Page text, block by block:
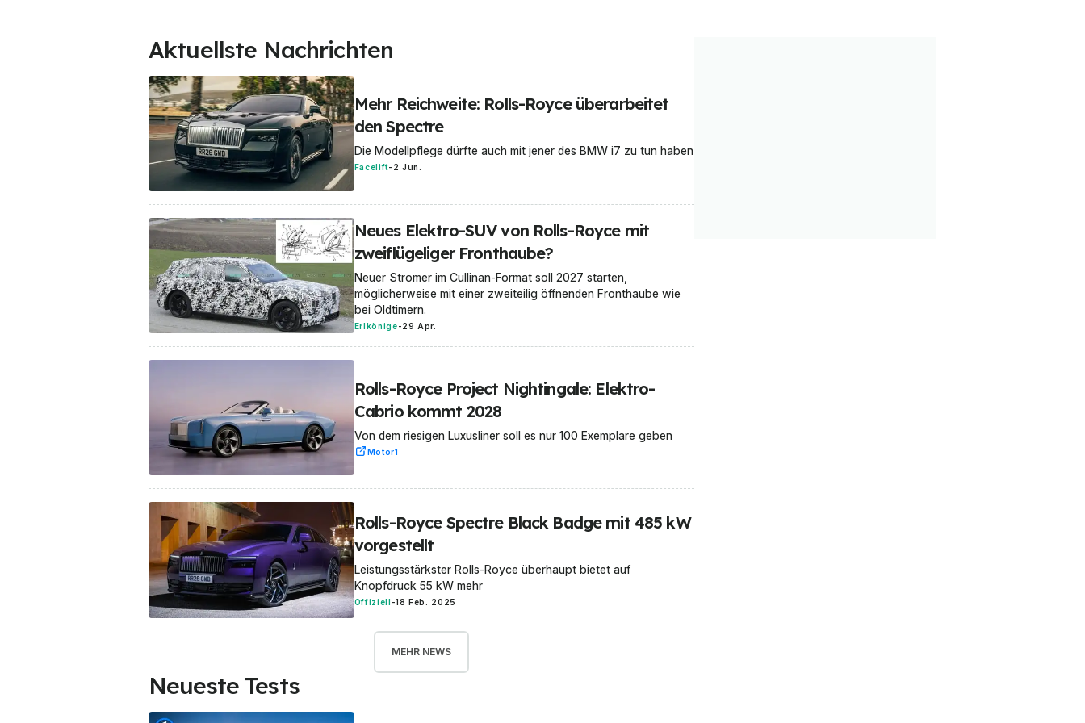
Aktuellste Nachrichten
Mehr Reichweite: Rolls-Royce überarbeitet
den Spectre
Die Modellpflege dürfte auch mit jener des BMW i7 zu tun haben
Facelift- 2 Jun.
Neues Elektro-SUV von Rolls-Royce mit
zweiflügeliger Fronthaube?
Neuer Stromer im Cullinan-Format soll 2027 starten,
möglicherweise mit einer zweiteilig öffnenden Fronthaube wie
bei Oldtimern.
Erlkönige-29 Apr.
Rolls-Royce Project Nightingale: Elektro-
Cabrio kommt 2028
Von dem riesigen Luxusliner soll es nur 100 Exemplare geben
Motor1
Rolls-Royce Spectre Black Badge mit 485 kW
vorgestellt
Leistungsstärkster Rolls-Royce überhaupt bietet auf
Knopfdruck 55 kW mehr
Offiziell -18 Feb. 2025
MEHR NEWS
Neueste Tests